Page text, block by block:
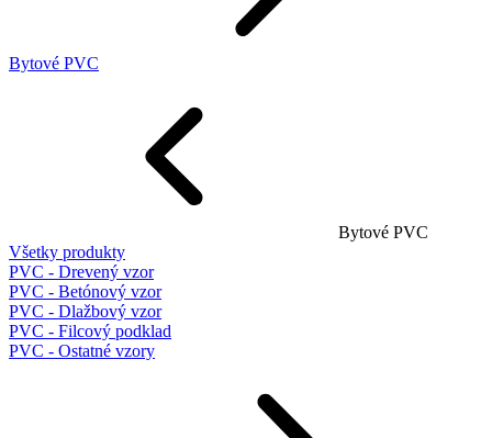
Bytové PVC
Bytové PVC
Všetky produkty
PVC - Drevený vzor
PVC - Betónový vzor
PVC - Dlažbový vzor
PVC - Filcový podklad
PVC - Ostatné vzory